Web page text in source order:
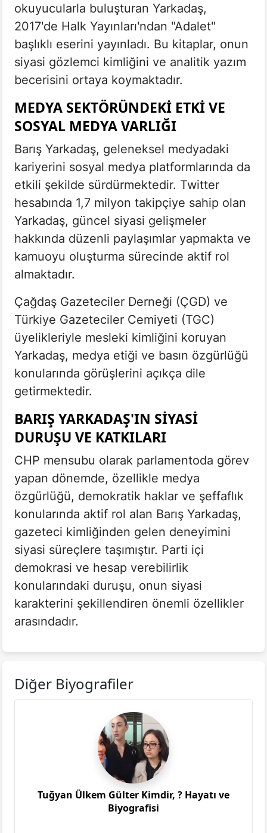
okuyucularla buluşturan Yarkadaş,
2017'de Halk Yayınları'ndan "Adalet"
başlıklı eserini yayınladı. Bu kitaplar, onun
siyasi gözlemci kimliğini ve analitik yazım
becerisini ortaya koymaktadır.
MEDYA SEKTÖRÜNDEKI ETKI VE
SOSYAL MEDYA VARLIĞI
Barış Yarkadaş, geleneksel medyadaki
kariyerini sosyal medya platformlarında da
etkili şekilde sürdürmektedir. Twitter
hesabında 1,7 milyon takipçiye sahip olan
Yarkadaş, güncel siyasi gelişmeler
hakkında düzenli paylaşımlar yapmakta ve
kamuoyu oluşturma sürecinde aktif rol
almaktadır.
Çağdaş Gazeteciler Derneği (ÇGD) ve
Türkiye Gazeteciler Cemiyeti (TGC)
üyelikleriyle mesleki kimliğini koruyan
Yarkadaş, medya etiği ve basın özgürlüğü
konularında görüşlerini açıkça dile
getirmektedir.
BARIŞ YARKADAŞ'IN SIYASI
DURUŞU VE KATKILARI
CHP mensubu olarak parlamentoda görev
yapan dönemde, özellikle medya
özgürlüğü, demokratik haklar ve şeffaflık
konularında aktif rol alan Barış Yarkadaş,
gazeteci kimliğinden gelen deneyimini
siyasi süreçlere taşımıştır. Parti içi
demokrasi ve hesap verebilirlik
konularındaki duruşu, onun siyasi
karakterini şekillendiren önemli özellikler
arasındadır.
Diğer Biyografiler
Tuğyan Ülkem Gülter Kimdir, ? Hayatı ve
Biyografisi